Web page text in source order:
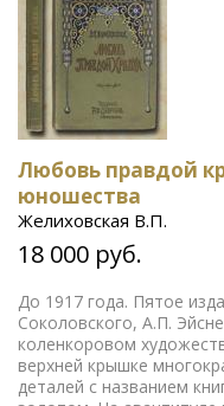
Любовь правдой
юношества
Желиховская В.П.
18 000 руб.
До 1917 года. Пятое
Соколовского, А.П.
коленкоровом
верхней крышке
деталей с названием